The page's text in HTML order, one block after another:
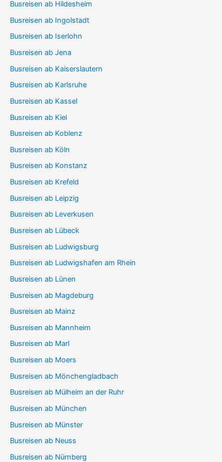
Busreisen ab Hildesheim
Busreisen ab Ingolstadt
Busreisen ab Iserlohn
Busreisen ab Jena
Busreisen ab Kaiserslautern
Busreisen ab Karlsruhe
Busreisen ab Kassel
Busreisen ab Kiel
Busreisen ab Koblenz
Busreisen ab Köln
Busreisen ab Konstanz
Busreisen ab Krefeld
Busreisen ab Leipzig
Busreisen ab Leverkusen
Busreisen ab Lübeck
Busreisen ab Ludwigsburg
Busreisen ab Ludwigshafen am Rhein
Busreisen ab Lünen
Busreisen ab Magdeburg
Busreisen ab Mainz
Busreisen ab Mannheim
Busreisen ab Marl
Busreisen ab Moers
Busreisen ab Mönchengladbach
Busreisen ab Mülheim an der Ruhr
Busreisen ab München
Busreisen ab Münster
Busreisen ab Neuss
Busreisen ab Nürnberg